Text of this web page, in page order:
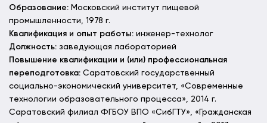
Образование: Московский институт пищевой
промышленности, 1978 г.
Квалификация и опыт работы: инженер-технолог
Должность: заведующая лабораторией
Повышение квалификации и (или) профессиональная
переподготовка: Саратовский государственный
социально-экономический университет, «Современные
технологии образовательного процесса», 2014 г.
Саратовский филиал ФГБОУ ВПО «СибГТУ», «Гражданская